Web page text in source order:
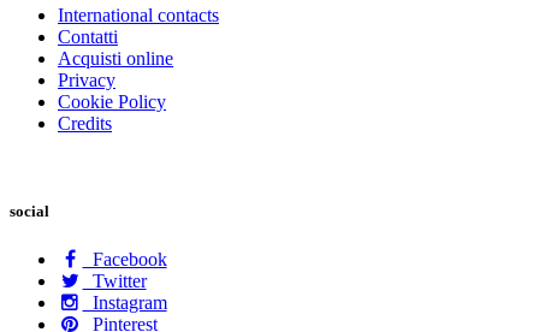
International contacts
Contatti
Acquisti online
Privacy
Cookie Policy
Credits
social
Facebook
Twitter
Instagram
Pinterest